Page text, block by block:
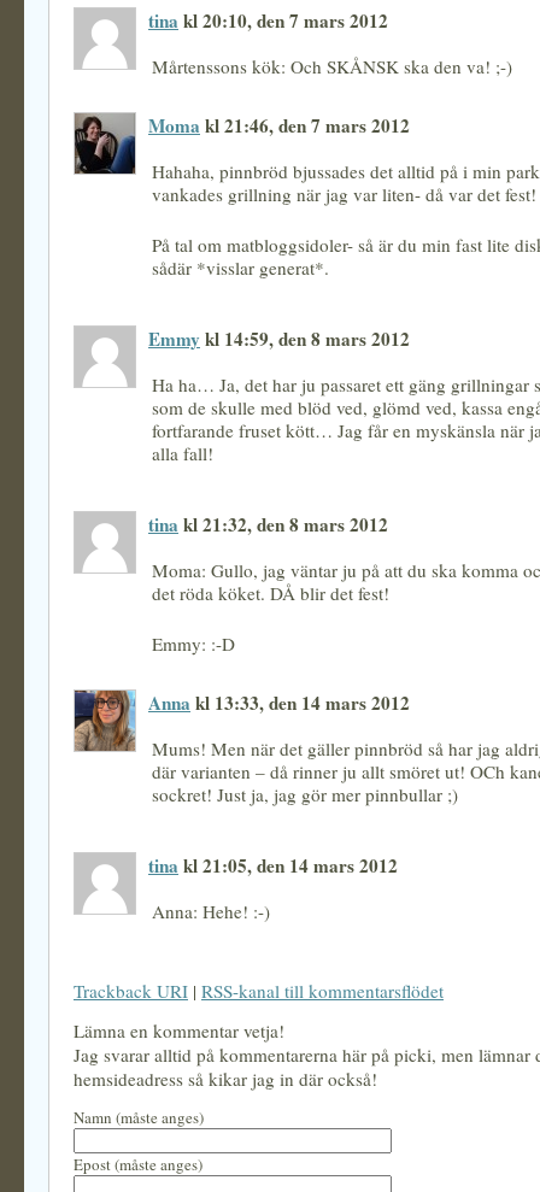
tina kl 20:10, den 7 mars 2012
Mårtenssons kök: Och SKÅNSK ska den va! ;-)
Moma kl 21:46, den 7 mars 2012
Hahaha, pinnbröd bjussades det alltid på i min
vankades grillning när jag var liten- då var det fest!
På tal om matbloggsidoler- så är du min fast lite
sådär *visslar generat*.
Emmy kl 14:59, den 8 mars 2012
Ha ha… Ja, det har ju passaret ett gäng grillningar
som de skulle med blöd ved, glömd ved, kassa
fortfarande fruset kött… Jag får en myskänsla när
alla fall!
tina kl 21:32, den 8 mars 2012
Moma: Gullo, jag väntar ju på att du ska komma
det röda köket. DÅ blir det fest!
Emmy: :-D
Anna kl 13:33, den 14 mars 2012
Mums! Men när det gäller pinnbröd så har jag
där varianten – då rinner ju allt smöret ut! OCh
sockret! Just ja, jag gör mer pinnbullar ;)
tina kl 21:05, den 14 mars 2012
Anna: Hehe! :-)
Trackback URI | RSS-kanal till kommentarsflödet
Lämna en kommentar vetja!
Jag svarar alltid på kommentarerna här på picki, men lämnar
hemsideadress så kikar jag in där också!
Namn (måste anges)
Epost (måste anges)